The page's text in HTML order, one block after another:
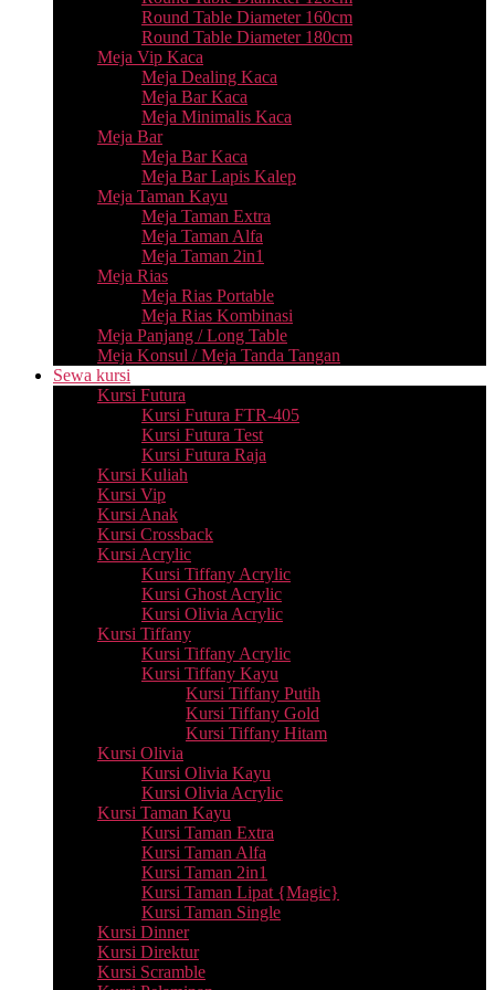
Round Table Diameter 160cm
Round Table Diameter 180cm
Meja Vip Kaca
Meja Dealing Kaca
Meja Bar Kaca
Meja Minimalis Kaca
Meja Bar
Meja Bar Kaca
Meja Bar Lapis Kalep
Meja Taman Kayu
Meja Taman Extra
Meja Taman Alfa
Meja Taman 2in1
Meja Rias
Meja Rias Portable
Meja Rias Kombinasi
Meja Panjang / Long Table
Meja Konsul / Meja Tanda Tangan
Sewa kursi
Kursi Futura
Kursi Futura FTR-405
Kursi Futura Test
Kursi Futura Raja
Kursi Kuliah
Kursi Vip
Kursi Anak
Kursi Crossback
Kursi Acrylic
Kursi Tiffany Acrylic
Kursi Ghost Acrylic
Kursi Olivia Acrylic
Kursi Tiffany
Kursi Tiffany Acrylic
Kursi Tiffany Kayu
Kursi Tiffany Putih
Kursi Tiffany Gold
Kursi Tiffany Hitam
Kursi Olivia
Kursi Olivia Kayu
Kursi Olivia Acrylic
Kursi Taman Kayu
Kursi Taman Extra
Kursi Taman Alfa
Kursi Taman 2in1
Kursi Taman Lipat {Magic}
Kursi Taman Single
Kursi Dinner
Kursi Direktur
Kursi Scramble